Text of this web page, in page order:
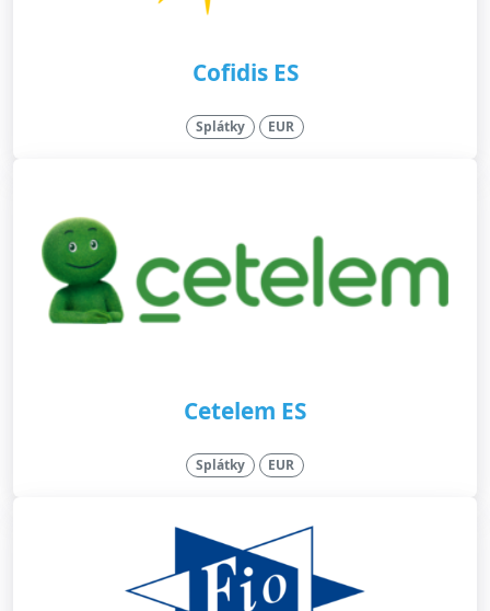
Cofidis ES
Splátky EUR
Cetelem ES
Splátky EUR